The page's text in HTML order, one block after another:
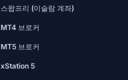
스왑프리 (이슬람 계좌)
MT4 브로커
MT5 브로커
xStation 5